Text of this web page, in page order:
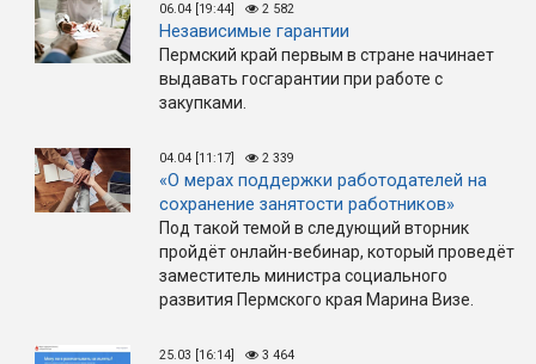
06.04 [19:44] 2 582
Независимые гарантии
Пермский край первым в стране начинает
выдавать госгарантии при работе с
закупками.
04.04 [11:17] 2 339
«О мерах поддержки работодателей на
сохранение занятости работников»
Под такой темой в следующий вторник
пройдёт онлайн-вебинар, который проведёт
заместитель министра социального
развития Пермского края Марина Визе.
25.03 [16:14] 3 464